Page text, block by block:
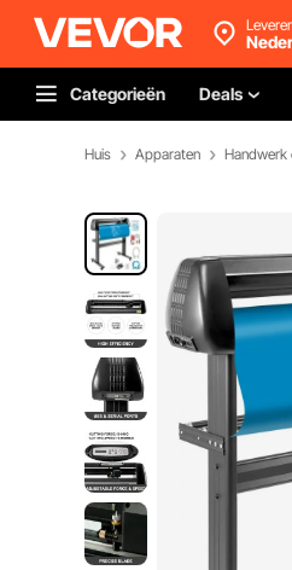
Categorieën Deals
Huis Apparaten Handwerk